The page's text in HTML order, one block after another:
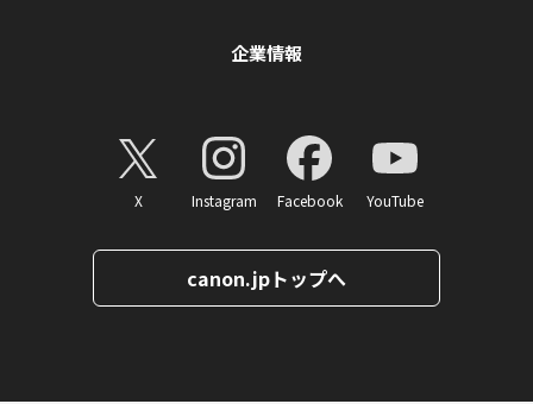
企業情報
X Instagram Facebook YouTube
canon.jpトップへ